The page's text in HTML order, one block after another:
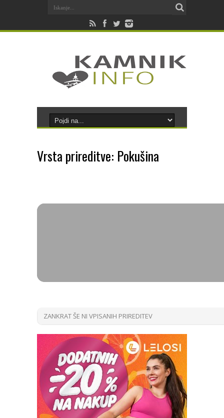
Vrsta prireditve: Pokušina
ZANKRAT ŠE NI VPISANIH PRIREDITEV